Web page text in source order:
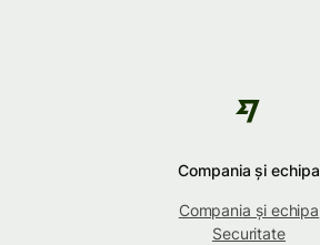
Compania și echipa
Compania și echipa
Securitate